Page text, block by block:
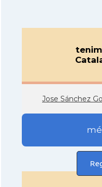
Jose Sánchez